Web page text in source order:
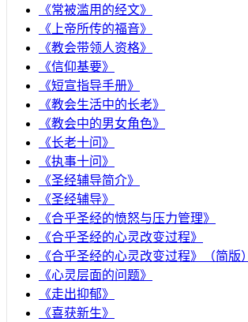
《常被滥用的经文》
《上帝所传的福音》
《教会带领人资格》
《信仰基要》
《短宣指导手册》
《教会生活中的长老》
《教会中的男女角色》
《长老十问》
《执事十问》
《圣经辅导简介》
《圣经辅导》
​《合乎圣经的愤怒与压力管理》
《合乎圣经的心灵改变过程》
《合乎圣经的心灵改变过程》（简版）
《心灵层面的问题》
《走出抑郁》
《喜获新生》